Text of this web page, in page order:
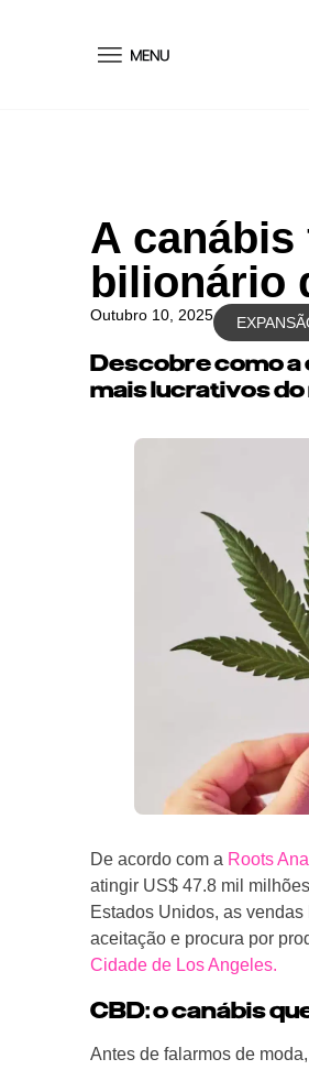
A canábis
bilionário
Outubro 10, 2025
Descobre como a
mais lucrativos do
De acordo com a Roots
atingir US$ 47.8 mil
Estados Unidos, as
aceitação e procura por
Cidade de Los Angeles.
CBD: o canábis
Antes de falarmos de